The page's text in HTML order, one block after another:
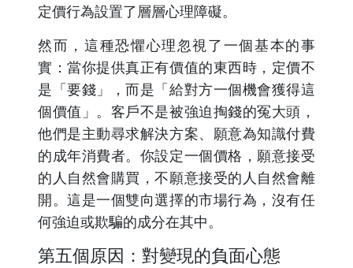
定價行為設置了層層心理障礙。
然而，這種恐懼心理忽視了一個基本的事
實：當你提供真正有價值的東西時，定價不
是「要錢」，而是「給對方一個機會獲得這
個價值」。客戶不是被強迫掏錢的冤大頭，
他們是主動尋求解決方案、願意為知識付費
的成年消費者。你設定一個價格，願意接受
的人自然會購買，不願意接受的人自然會離
開。這是一個雙向選擇的市場行為，沒有任
何強迫或欺騙的成分在其中。
第五個原因：對變現的負面心態